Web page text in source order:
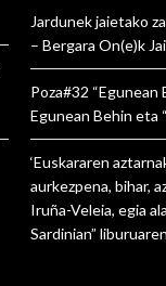
Jardunek jaietako
– Bergara On(e)k
Poza#32 “Egunean
Egunean Behin eta
‘Euskararen
aurkezpena, bihar,
Iruña-Veleia, egia
Sardinian”